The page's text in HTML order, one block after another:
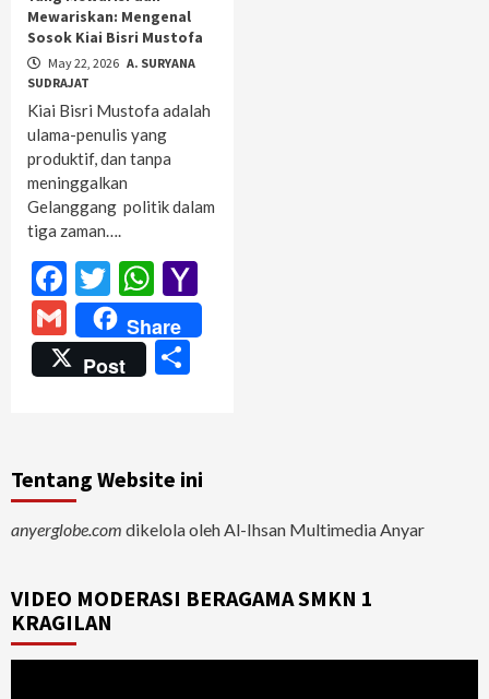
Mewariskan: Mengenal
Sosok Kiai Bisri Mustofa
May 22, 2026 A. SURYANA
SUDRAJAT
Kiai Bisri Mustofa adalah
ulama-penulis yang
produktif, dan tanpa
meninggalkan
Gelanggang politik dalam
tiga zaman….
Facebook
TwitterWhatsApp
Mail
GmailShare
Post
Tentang Website ini
anyerglobe.com dikelola oleh Al-Ihsan Multimedia Anyar
VIDEO MODERASI BERAGAMA SMKN 1
KRAGILAN